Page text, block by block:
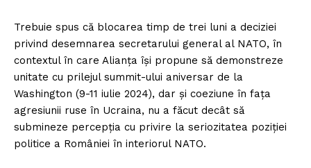
Trebuie spus că blocarea timp de trei luni a deciziei
privind desemnarea secretarului general al NATO, în
contextul în care Alianța își propune să demonstreze
unitate cu prilejul summit-ului aniversar de la
Washington (9-11 iulie 2024), dar și coeziune în fața
agresiunii ruse în Ucraina, nu a făcut decât să
submineze percepția cu privire la seriozitatea poziției
politice a României în interiorul NATO.